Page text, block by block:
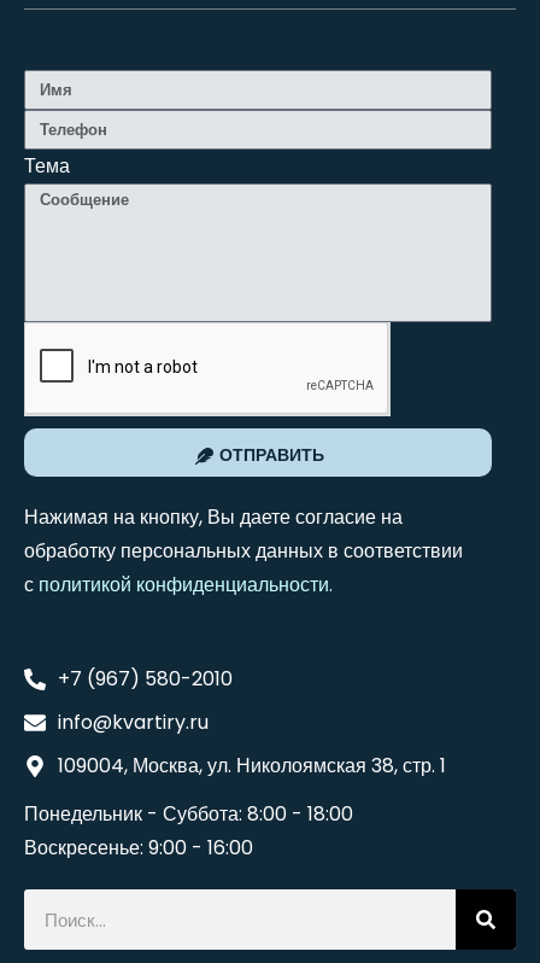
Тема
ОТПРАВИТЬ
Нажимая на кнопку, Вы даете согласие на
обработку персональных данных в соответствии
с политикой конфиденциальности.
+7 (967) 580-2010
info@kvartiry.ru
109004, Москва, ул. Николоямская 38, стр. 1
Понедельник - Суббота: 8:00 - 18:00
Воскресенье: 9:00 - 16:00